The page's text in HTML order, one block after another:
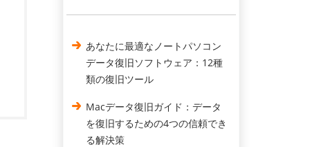
あなたに最適なノートパソコン
データ復旧ソフトウェア：12種
類の復旧ツール
Macデータ復旧ガイド：データ
を復旧するための4つの信頼でき
る解決策